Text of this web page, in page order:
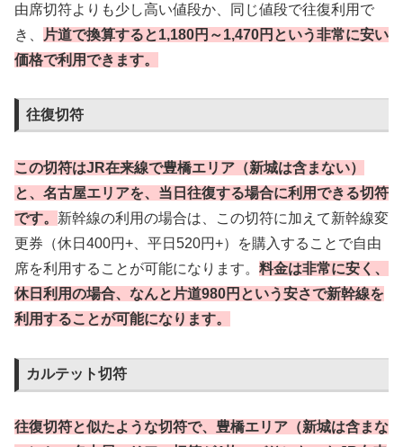
由席切符よりも少し高い値段か、同じ値段で往復利用で
き、
片道で換算すると1,180円～1,470円という非常に安い
価格で利用できます。
往復切符
この切符はJR在来線で豊橋エリア（新城は含まない）
と、名古屋エリアを、当日往復する場合に利用できる切符
です。 新幹線の利用の場合は、この切符に加えて新幹線変
更券（休日400円+、平日520円+）を購入することで自由
席を利用することが可能になります。 料金は非常に安く、
休日利用の場合、なんと片道980円という安さで新幹線を
利用することが可能になります。
カルテット切符
往復切符と似たような切符で、豊橋エリア（新城は含まな